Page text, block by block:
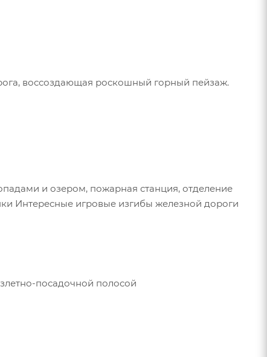
воссоздающая роскошный горный пейзаж.
и озером, пожарная станция, отделение
Интересные игровые изгибы железной дороги
посадочной полосой